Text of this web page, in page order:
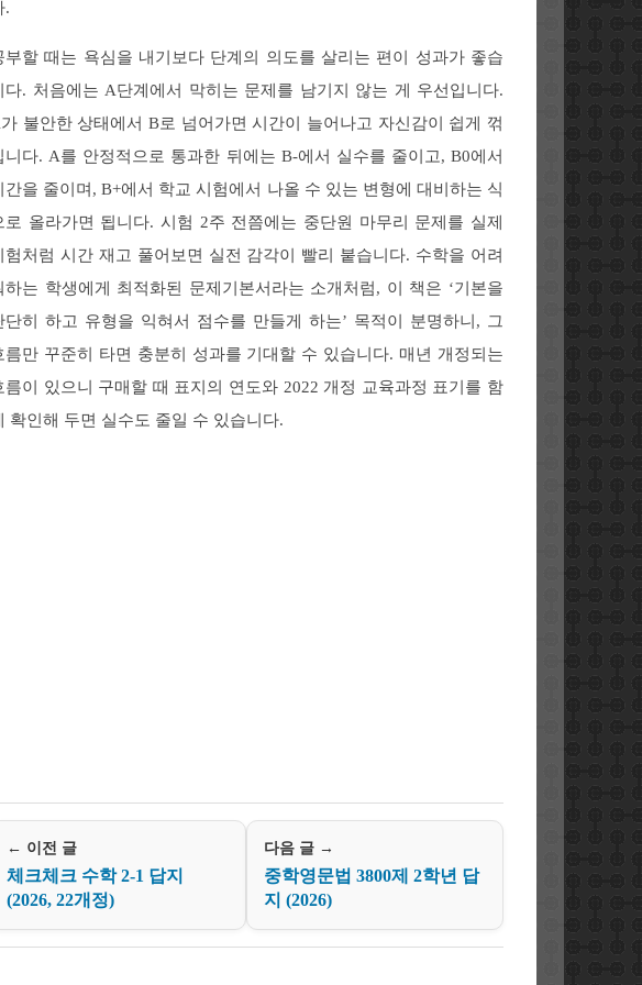
.
부할 때는 욕심을 내기보다 단계의 의도를 살리는 편이 성과가 좋습
다. 처음에는 A단계에서 막히는 문제를 남기지 않는 게 우선입니다.
불안한 상태에서 B로 넘어가면 시간이 늘어나고 자신감이 쉽게 꺾
니다. A를 안정적으로 통과한 뒤에는 B-에서 실수를 줄이고, B0에서
간을 줄이며, B+에서 학교 시험에서 나올 수 있는 변형에 대비하는 식
로 올라가면 됩니다. 시험 2주 전쯤에는 중단원 마무리 문제를 실제
험처럼 시간 재고 풀어보면 실전 감각이 빨리 붙습니다. 수학을 어려
하는 학생에게 최적화된 문제기본서라는 소개처럼, 이 책은 ‘기본을
단히 하고 유형을 익혀서 점수를 만들게 하는’ 목적이 분명하니, 그
름만 꾸준히 타면 충분히 성과를 기대할 수 있습니다. 매년 개정되는
름이 있으니 구매할 때 표지의 연도와 2022 개정 교육과정 표기를 함
확인해 두면 실수도 줄일 수 있습니다.
← 이전 글
체크체크 수학 2-1 답지
(2026, 22개정)
다음 글 →
중학영문법 3800제 2학년 답
지 (2026)